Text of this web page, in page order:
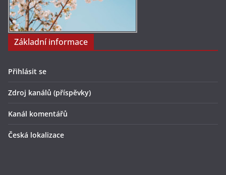
Základní informace
Přihlásit se
Zdroj kanálů (příspěvky)
Kanál komentářů
Česká lokalizace